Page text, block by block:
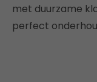
met duurzame
perfect